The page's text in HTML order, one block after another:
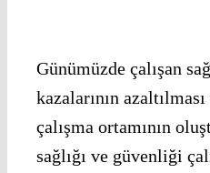
Günümüzde çalışan
kazalarının
çalışma ortamının
sağlığı ve güvenliği